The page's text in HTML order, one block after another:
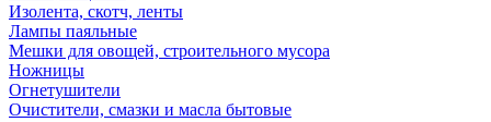
Изолента, скотч, ленты
Лампы паяльные
Мешки для овощей, строительного мусора
Ножницы
Огнетушители
Очистители, смазки и масла бытовые